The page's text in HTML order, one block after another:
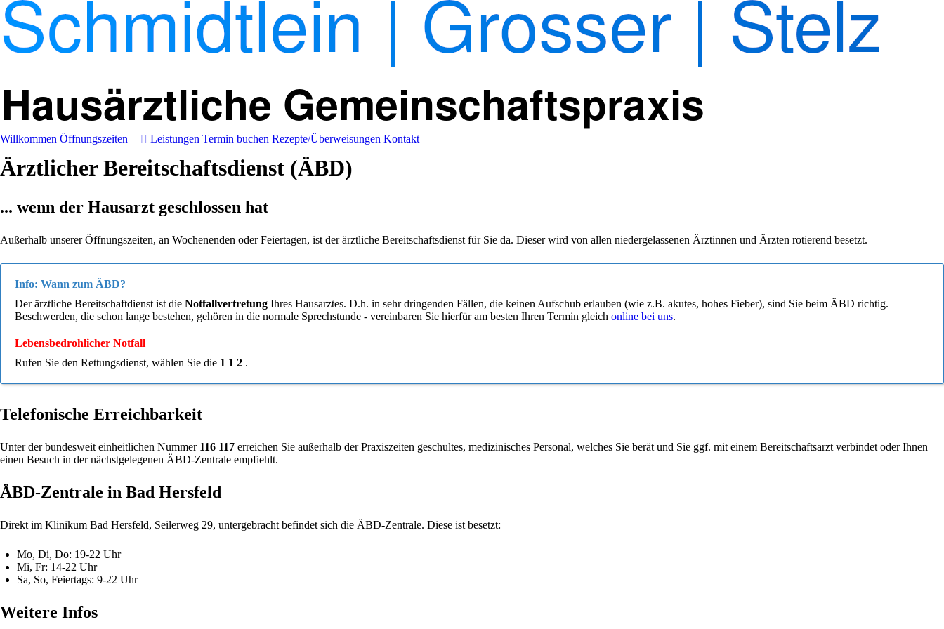
Willkommen Öffnungszeiten Leistungen Termin buchen Rezepte/Überweisungen Kontakt
Ärztlicher Bereitschaftsdienst (ÄBD)
... wenn der Hausarzt geschlossen hat
Außerhalb unserer Öffnungszeiten, an Wochenenden oder Feiertagen, ist der ärztliche Bereitschaftsdienst für Sie da. Dieser wird von allen niedergelassenen Ärztinnen und Ärzten rotierend besetzt.
Info: Wann zum ÄBD?
Der ärztliche Bereitschaftdienst ist die Notfallvertretung Ihres Hausarztes. D.h. in sehr dringenden Fällen, die keinen Aufschub erlauben (wie z.B. akutes, hohes Fieber), sind Sie beim ÄBD richtig.
Beschwerden, die schon lange bestehen, gehören in die normale Sprechstunde - vereinbaren Sie hierfür am besten Ihren Termin gleich online bei uns.
Lebensbedrohlicher Notfall
Rufen Sie den Rettungsdienst, wählen Sie die 1 1 2 .
Telefonische Erreichbarkeit
Unter der bundesweit einheitlichen Nummer 116 117 erreichen Sie außerhalb der Praxiszeiten geschultes, medizinisches Personal, welches Sie berät und Sie ggf. mit einem Bereitschaftsarzt verbindet oder Ihnen
einen Besuch in der nächstgelegenen ÄBD-Zentrale empfiehlt.
ÄBD-Zentrale in Bad Hersfeld
Direkt im Klinikum Bad Hersfeld, Seilerweg 29, untergebracht befindet sich die ÄBD-Zentrale. Diese ist besetzt:
Mo, Di, Do: 19-22 Uhr
Mi, Fr: 14-22 Uhr
Sa, So, Feiertags: 9-22 Uhr
Weitere Infos